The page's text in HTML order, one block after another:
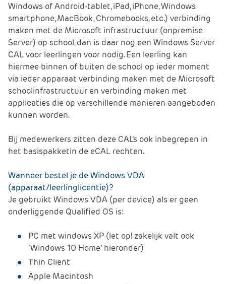
Windows of Android-tablet, iPad, iPhone, Windows
smartphone, MacBook, Chromebooks, etc.) verbinding
maken met de Microsoft infrastructuur (onpremise
Server) op school, dan is daar nog een Windows Server
CAL voor leerlingen voor nodig. Een leerling kan
hiermee binnen of buiten de school op ieder moment
via ieder apparaat verbinding maken met de Microsoft
schoolinfrastructuur en verbinding maken met
applicaties die op verschillende manieren aangeboden
kunnen worden.
Bij medewerkers zitten deze CAL’s ook inbegrepen in
het basispakketin de eCAL rechten.
Wanneer bestel je de Windows VDA
(apparaat/leerlinglicentie)?
Je gebruikt Windows VDA (per device) als er geen
onderliggende Qualified OS is:
PC met windows XP (let op! zakelijk valt ook
‘Windows 10 Home’ hieronder)
Thin Client
Apple Macintosh